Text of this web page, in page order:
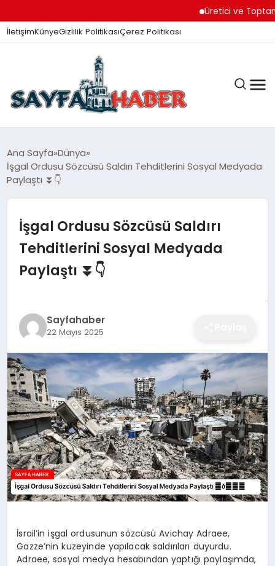
Üretici ve Toptancılar
İletişimKünyeGizlilik PolitikasıÇerez Politikası
ANA SAYFA
GÜNDEM
İZMIR HABERLERI
EKONOMI
SAĞLIK
SPOR
YAŞAM
Ana Sayfa Dünya
İşgal Ordusu Sözcüsü Saldırı Tehditlerini Sosyal Medyada
Paylaştı ⏬👇
İşgal Ordusu Sözcüsü Saldırı
Tehditlerini Sosyal Medyada
Paylaştı ⏬👇
Sayfahaber
22 Mayıs 2025
İsrail’in işgal ordusunun sözcüsü Avichay Adraee,
Gazze’nin kuzeyinde yapılacak saldırıları duyurdu.
Adraee, sosyal medya hesabından yaptığı paylaşımda,